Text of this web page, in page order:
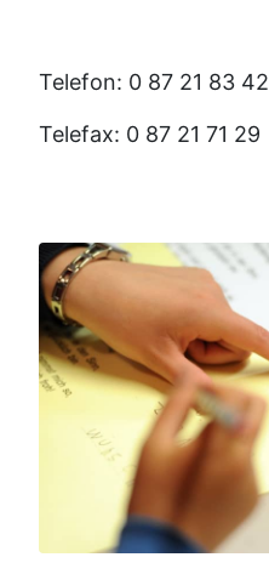
Telefon: 0 87 21 83 42
Telefax: 0 87 21 71 29